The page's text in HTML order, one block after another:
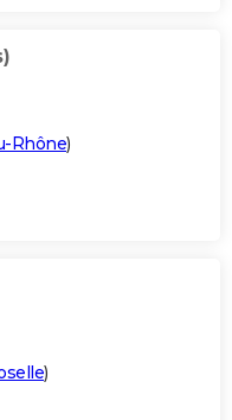
Rhône)
)